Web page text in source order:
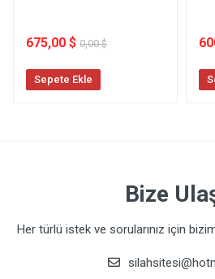
675,00 $ 0,00 $
Sepete Ekle
Bize
Her türlü istek ve sorularınız için